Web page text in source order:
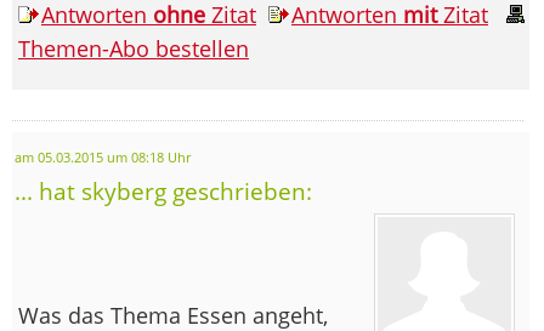
Antworten ohne Zitat Antworten mitZitat
Themen-Abo bestellen
am 05.03.2015 um 08:18 Uhr
... hat skyberg geschrieben:
Was das Thema Essen angeht,